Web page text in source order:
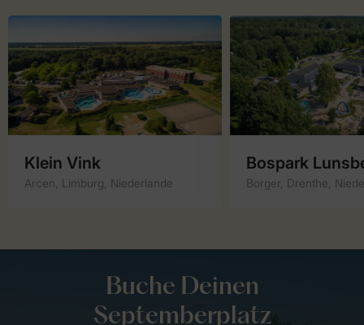
Klein Vink
Arcen, Limburg, Niederlande
Bospark
Borger, Drenthe,
Buche Deinen
Septemberplatz